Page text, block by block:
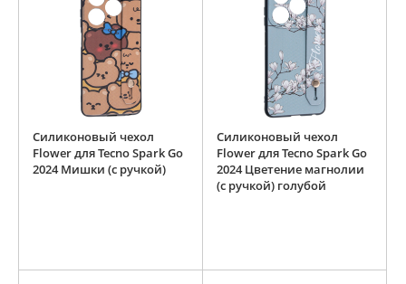
Силиконовый чехол
Flower для Tecno Spark Go
2024 Мишки (с ручкой)
Силиконовый чехол
Flower для Tecno Spark Go
2024 Цветение магнолии
(с ручкой) голубой